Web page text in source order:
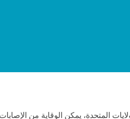
المتحدة، يمكن الوقاية من الإصابات